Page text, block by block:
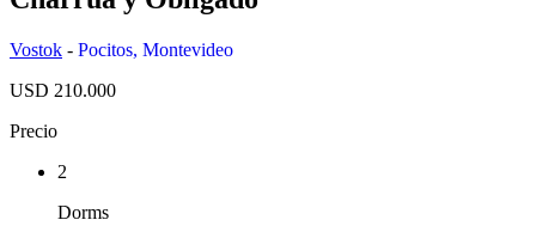
Vostok - Pocitos, Montevideo
USD 210.000
Precio
2
Dorms